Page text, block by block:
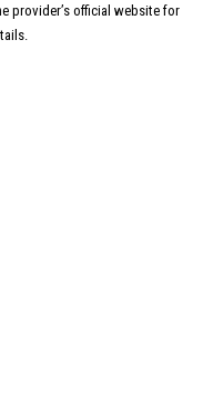
provider’s official website for